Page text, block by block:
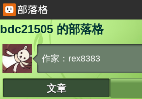
bdc21505 的部落格
作家：rex8383
文章